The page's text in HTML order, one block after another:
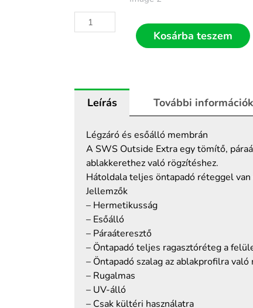
SWS
outside
oldali
párazáró
RAL
beépítéshez
mennyiség
Kosárba teszem
Leírás További információk
Légzáró és esőálló membrán
A SWS Outside Extra egy tömítő,
ablakkerethez való rögzítéshez.
Hátoldala teljes öntapadó réteggel
Jellemzők
– Hermetikusság
– Esőálló
– Páraáteresztő
– Öntapadó teljes ragasztóréteg a
– Öntapadó szalag az ablakprofilra való
– Rugalmas
– UV-álló
– Csak kültéri használatra